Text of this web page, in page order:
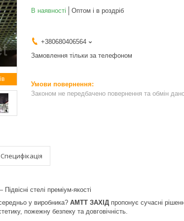
В наявності Оптом і в роздріб
+380680406564
Замовлення тільки за телефоном
Законом не передбачено повернення та обмін
Специфікація
стелі преміум-якості
у виробника? АМТТ ЗАХІД пропонує сучасні
пожежну безпеку та довговічність.